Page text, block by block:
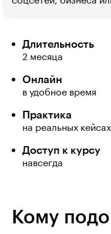
Длительность
2 месяца
Онлайн
в удобное время
Практика
на реальных кейсах
Доступ к курсу
навсегда
Кому